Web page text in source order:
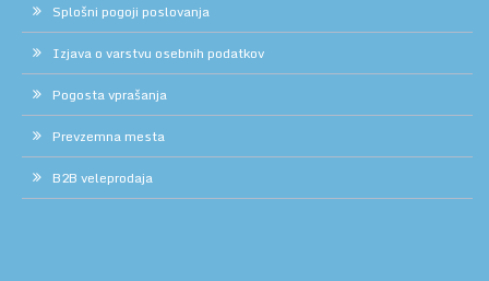
Splošni pogoji poslovanja
Izjava o varstvu osebnih podatkov
Pogosta vprašanja
Prevzemna mesta
B2B veleprodaja